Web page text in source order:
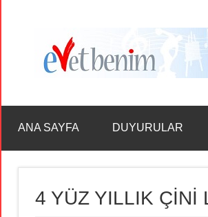
ANA SAYFA DUYURULAR
4 YÜZ YILLIK ÇİNİ